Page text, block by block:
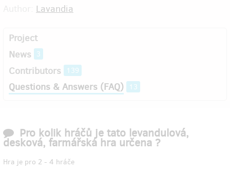
Lavandia
Project
News
3
Contributors 139
Questions & Answers (FAQ) 13
Pro kolik hráčů je tato levandulová,
desková, farmářská hra určena ?
Hra je pro 2 - 4 hráče